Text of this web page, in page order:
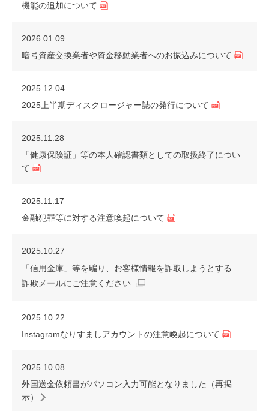
機能の追加について
2026.01.09
暗号資産交換業者や資金移動業者へのお振込みについて
2025.12.04
2025上半期ディスクロージャー誌の発行について
2025.11.28
「健康保険証」等の本人確認書類としての取扱終了につい
て
2025.11.17
金融犯罪等に対する注意喚起について
2025.10.27
「信用金庫」等を騙り、お客様情報を詐取しようとする
詐欺メールにご注意ください
2025.10.22
Instagramなりすましアカウントの注意喚起について
2025.10.08
外国送金依頼書がパソコン入力可能となりました（再掲
示）